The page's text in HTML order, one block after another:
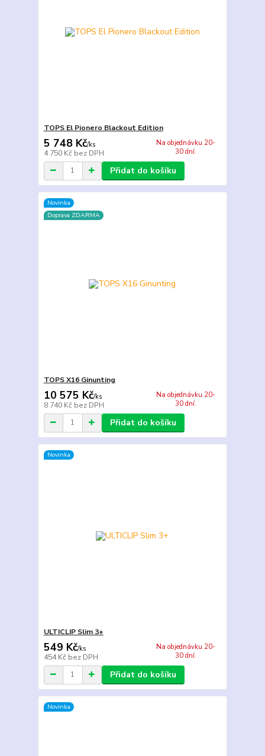
TOPS El Pionero Blackout Edition
5 748 Kč/ks
4 750 Kč bez DPH
Na objednávku 20-
30 dní.
Přidat do košíku
Novinka
Doprava ZDARMA
TOPS X16 Ginunting
10 575 Kč/ks
8 740 Kč bez DPH
Na objednávku 20-
30 dní.
Přidat do košíku
Novinka
ULTICLIP Slim 3+
549 Kč/ks
454 Kč bez DPH
Na objednávku 20-
30 dní.
Přidat do košíku
Novinka